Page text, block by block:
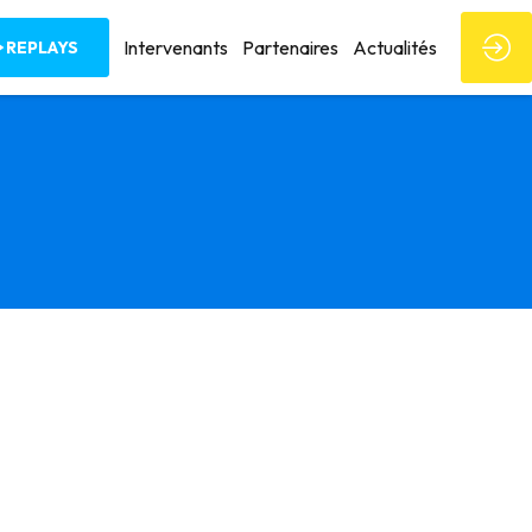
REPLAYS Intervenants Partenaires Actualités